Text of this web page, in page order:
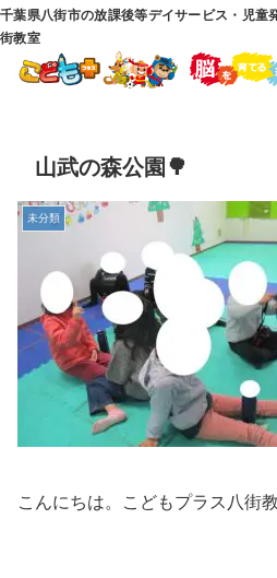
千葉県八街市の放課後等デイサービス・児
街教室
山武の森公園🌳
未分類
こんにちは。こどもプラス八街